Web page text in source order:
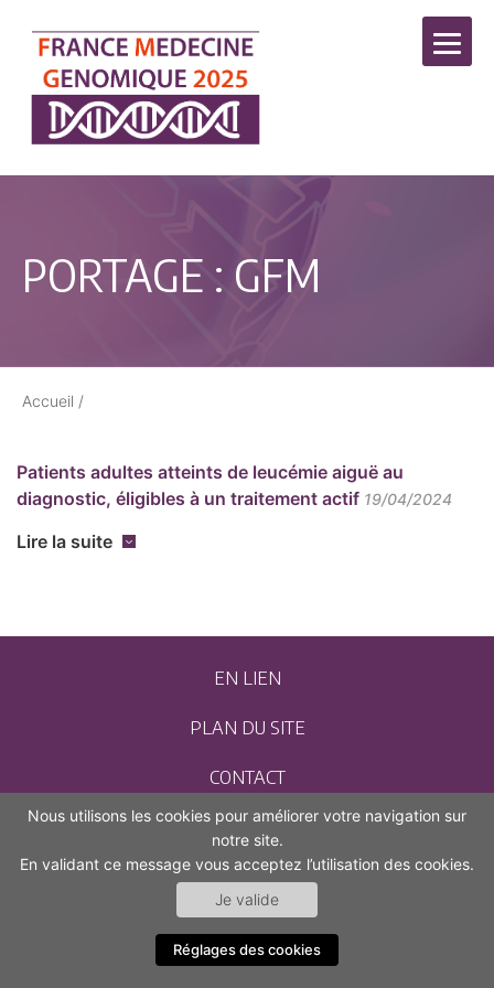
PORTAGE : GFM
Accueil /
Patients adultes atteints de leucémie aiguë au
diagnostic, éligibles à un traitement actif 19/04/2024
Lire la suite
EN LIEN
PLAN DU SITE
CONTACT
MENTIONS LÉGALES
ACCESSIBILITÉ (NON CONFORME)
Nous utilisons les cookies pour améliorer votre navigation sur
notre site.
En validant ce message vous acceptez l’utilisation des cookies.
Je valide
Réglages des cookies